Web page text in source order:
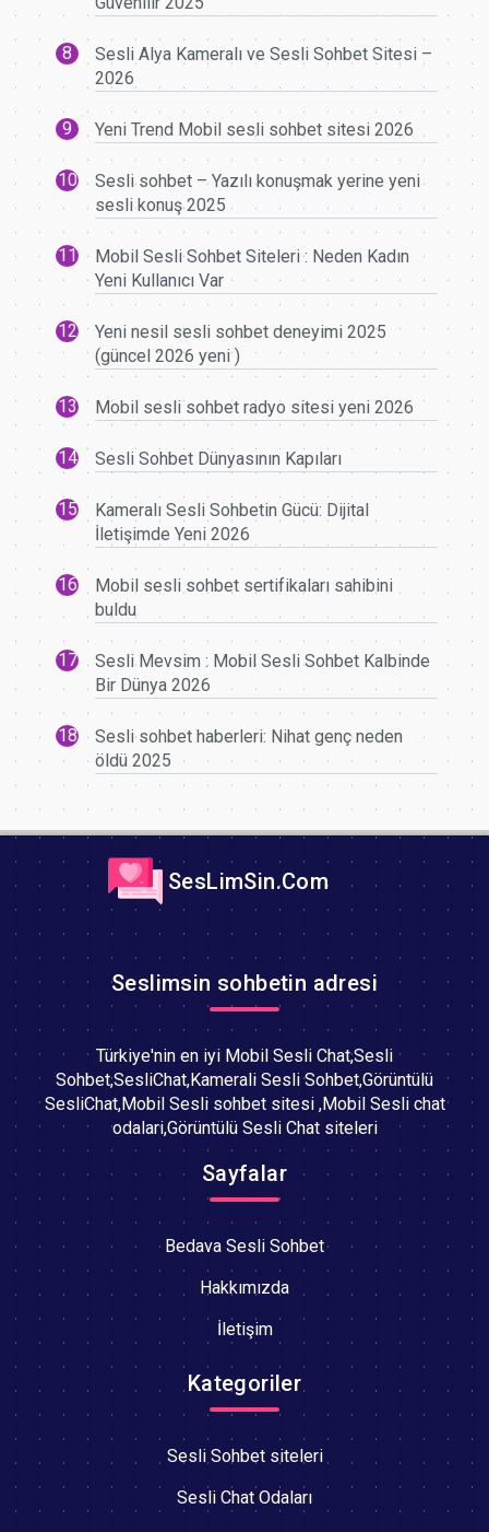
Sesli Alya Kameralı ve Sesli Sohbet Sitesi –
2026
Yeni Trend Mobil sesli sohbet sitesi 2026
Sesli sohbet – Yazılı konuşmak yerine yeni
sesli konuş 2025
Mobil Sesli Sohbet Siteleri : Neden Kadın
Yeni Kullanıcı Var
Yeni nesil sesli sohbet deneyimi 2025
(güncel 2026 yeni )
Mobil sesli sohbet radyo sitesi yeni 2026
Sesli Sohbet Dünyasının Kapıları
Kameralı Sesli Sohbetin Gücü: Dijital
İletişimde Yeni 2026
Mobil sesli sohbet sertifikaları sahibini
buldu
Sesli Mevsim : Mobil Sesli Sohbet Kalbinde
Bir Dünya 2026
Sesli sohbet haberleri: Nihat genç neden
öldü 2025
SesLimSin.Com
Seslimsin sohbetin adresi
Türkiye'nin en iyi Mobil Sesli Chat,Sesli
Sohbet,SesliChat,Kamerali Sesli Sohbet,Görüntülü
SesliChat,Mobil Sesli sohbet sitesi ,Mobil Sesli chat
odalari,Görüntülü Sesli Chat siteleri
Sayfalar
Bedava Sesli Sohbet
Hakkımızda
İletişim
Kategoriler
Sesli Sohbet siteleri
Sesli Chat Odaları